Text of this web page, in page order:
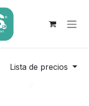
Lista de precios